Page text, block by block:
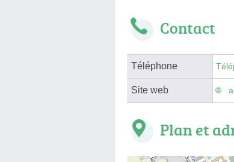
Contact
Téléphone
Site web
Plan et